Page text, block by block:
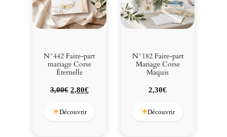
N°442 Faire-part
mariage Corse
Éternelle
3,00€ Le
initial
2,80€Le
Découvrir
N°182 Faire-part
Mariage Corse
Maquis
2,30€
Découvrir